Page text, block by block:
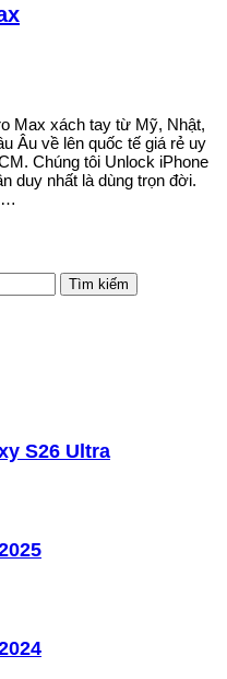
Max xách tay từ Mỹ, Nhật,
Âu về lên quốc tế giá rẻ uy
Chúng tôi Unlock iPhone
duy nhất là dùng trọn đời.
…
S26 Ultra